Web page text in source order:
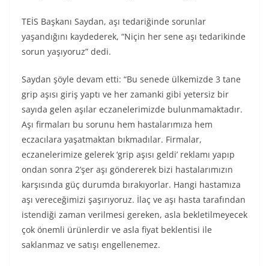
TEİS Başkanı Saydan, aşı tedariğinde sorunlar
yaşandığını kaydederek, “Niçin her sene aşı tedarikinde
sorun yaşıyoruz” dedi.
Saydan şöyle devam etti: “Bu senede ülkemizde 3 tane
grip aşısı giriş yaptı ve her zamanki gibi yetersiz bir
sayıda gelen aşılar eczanelerimizde bulunmamaktadır.
Aşı firmaları bu sorunu hem hastalarımıza hem
eczacılara yaşatmaktan bıkmadılar. Firmalar,
eczanelerimize gelerek ‘grip aşısı geldi’ reklamı yapıp
ondan sonra 2’şer aşı göndererek bizi hastalarımızın
karşısında güç durumda bırakıyorlar. Hangi hastamıza
aşı vereceğimizi şaşırıyoruz. İlaç ve aşı hasta tarafından
istendiği zaman verilmesi gereken, asla bekletilmeyecek
çok önemli ürünlerdir ve asla fiyat beklentisi ile
saklanmaz ve satışı engellenemez.